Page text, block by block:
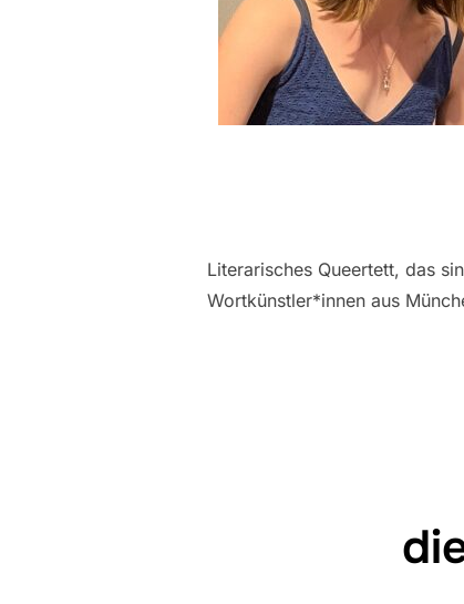
Literarisches Queertett, das
Wortkünstler*innen aus